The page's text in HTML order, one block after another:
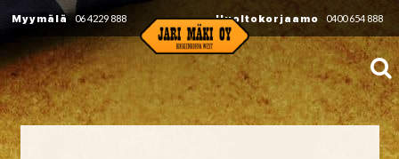
Myymälä 06 4229 888 Huoltokorjaamo 0400 654 888